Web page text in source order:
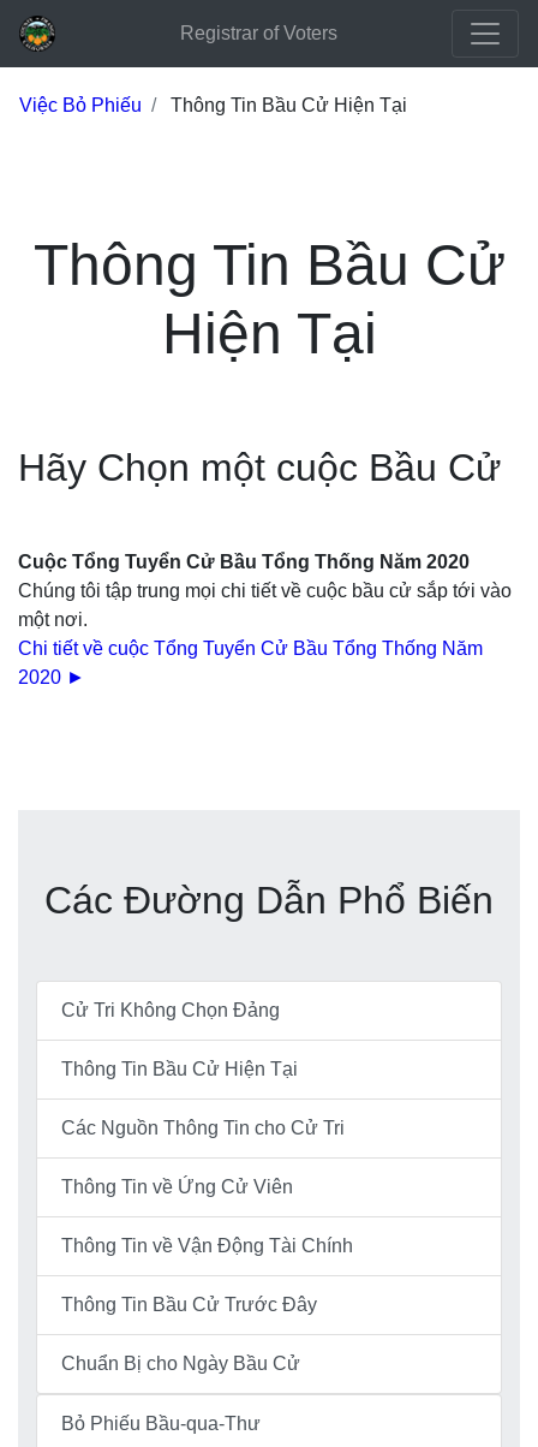
Registrar of Voters
Việc Bỏ Phiếu Thông Tin Bầu Cử Hiện Tại
Thông Tin Bầu Cử
Hiện Tại
Hãy Chọn một cuộc Bầu Cử
Cuộc Tổng Tuyển Cử Bầu Tổng Thống Năm 2020
Chúng tôi tập trung mọi chi tiết về cuộc bầu cử sắp tới vào
một nơi.
Chi tiết về cuộc Tổng Tuyển Cử Bầu Tổng Thống Năm
2020 ►
Các Đường Dẫn Phổ Biến
Cử Tri Không Chọn Đảng
Thông Tin Bầu Cử Hiện Tại
Các Nguồn Thông Tin cho Cử Tri
Thông Tin về Ứng Cử Viên
Thông Tin về Vận Động Tài Chính
Thông Tin Bầu Cử Trước Đây
Chuẩn Bị cho Ngày Bầu Cử
Bỏ Phiếu Bầu-qua-Thư